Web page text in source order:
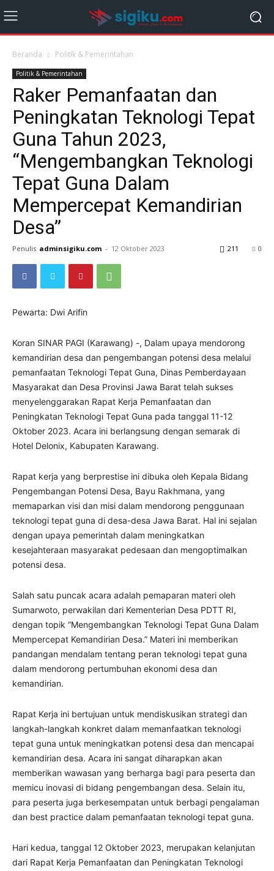
Beranda Politik & Pemerintahan
Politik & Pemerintahan
Raker Pemanfaatan dan
Peningkatan Teknologi Tepat
Guna Tahun 2023,
“Mengembangkan Teknologi
Tepat Guna Dalam
Mempercepat Kemandirian
Desa”
Penulis adminsigiku.com - 12 Oktober 2023 0
211
Pewarta: Dwi Arifin
Koran SINAR PAGI (Karawang) -, Dalam upaya mendorong
kemandirian desa dan pengembangan potensi desa melalui
pemanfaatan Teknologi Tepat Guna, Dinas Pemberdayaan
Masyarakat dan Desa Provinsi Jawa Barat telah sukses
menyelenggarakan Rapat Kerja Pemanfaatan dan
Peningkatan Teknologi Tepat Guna pada tanggal 11-12
Oktober 2023. Acara ini berlangsung dengan semarak di
Hotel Delonix, Kabupaten Karawang.
Rapat kerja yang berprestise ini dibuka oleh Kepala Bidang
Pengembangan Potensi Desa, Bayu Rakhmana, yang
memaparkan visi dan misi dalam mendorong penggunaan
teknologi tepat guna di desa-desa Jawa Barat. Hal ini sejalan
dengan upaya pemerintah dalam meningkatkan
kesejahteraan masyarakat pedesaan dan mengoptimalkan
potensi desa.
Salah satu puncak acara adalah pemaparan materi oleh
Sumarwoto, perwakilan dari Kementerian Desa PDTT RI,
dengan topik “Mengembangkan Teknologi Tepat Guna Dalam
Mempercepat Kemandirian Desa.” Materi ini memberikan
pandangan mendalam tentang peran teknologi tepat guna
dalam mendorong pertumbuhan ekonomi desa dan
kemandirian.
Rapat Kerja ini bertujuan untuk mendiskusikan strategi dan
langkah-langkah konkret dalam memanfaatkan teknologi
tepat guna untuk meningkatkan potensi desa dan mencapai
kemandirian desa. Acara ini sangat diharapkan akan
memberikan wawasan yang berharga bagi para peserta dan
memicu inovasi di bidang pengembangan desa. Selain itu,
para peserta juga berkesempatan untuk berbagi pengalaman
dan best practice dalam pemanfaatan teknologi tepat guna.
Hari kedua, tanggal 12 Oktober 2023, merupakan kelanjutan
dari Rapat Kerja Pemanfaatan dan Peningkatan Teknologi